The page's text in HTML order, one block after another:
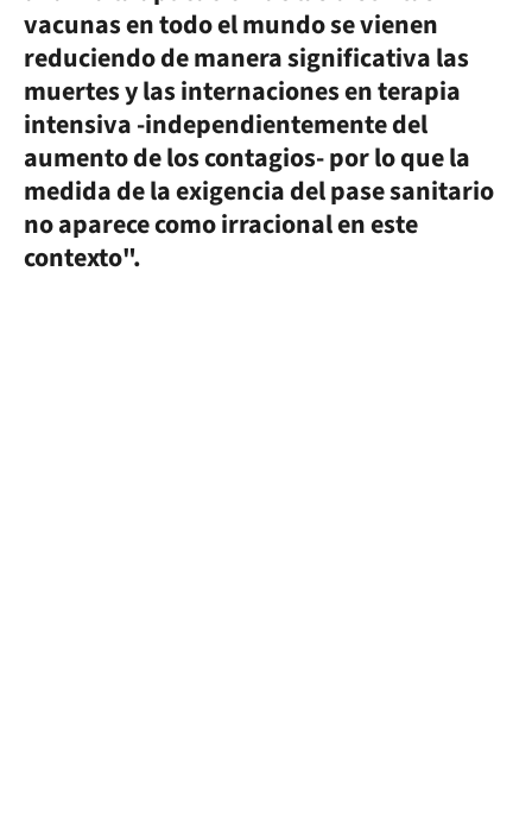
vacunas en todo el mundo se vienen
reduciendo de manera significativa las
muertes y las internaciones en terapia
intensiva -independientemente del
aumento de los contagios- por lo que la
medida de la exigencia del pase sanitario
no aparece como irracional en este
contexto".